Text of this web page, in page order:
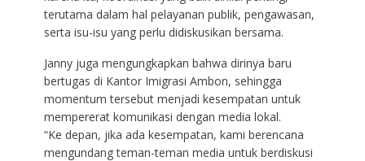
terutama dalam hal pelayanan publik, pengawasan,
serta isu-isu yang perlu didiskusikan bersama.
Janny juga mengungkapkan bahwa dirinya baru
bertugas di Kantor Imigrasi Ambon, sehingga
momentum tersebut menjadi kesempatan untuk
mempererat komunikasi dengan media lokal.
“Ke depan, jika ada kesempatan, kami berencana
mengundang teman-teman media untuk berdiskusi